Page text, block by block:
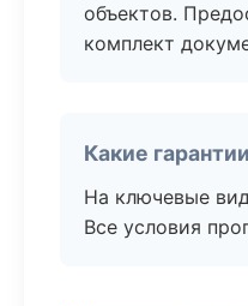
объектов.
комплект
Какие
На ключевые
Все условия